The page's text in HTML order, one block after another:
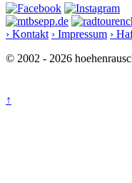
› Kontakt › Impressum ›
© 2002 - 2026
↑